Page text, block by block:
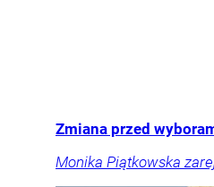
Zmiana przed
Monika Piątkowska